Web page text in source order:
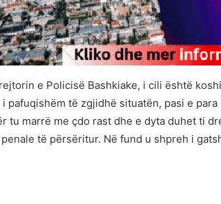
e Policisë Bashkiake, i cili është
pafuqishëm të zgjidhë situatën, pasi e
tu marrë me çdo rast dhe e dyta duhet ti
të përsëritur. Në fund u shpreh i